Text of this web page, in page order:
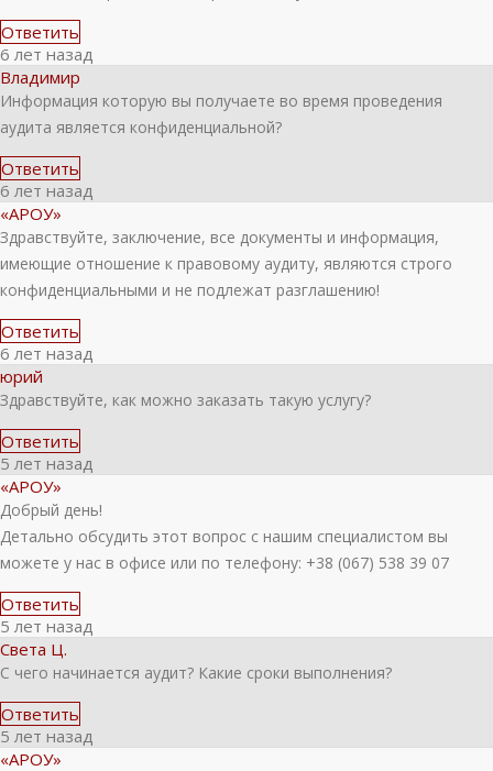
Ответить
6 лет назад
Владимир
Информация которую вы получаете во время проведения
аудита является конфиденциальной?
Ответить
6 лет назад
«АРОУ»
Здравствуйте, заключение, все документы и информация,
имеющие отношение к правовому аудиту, являются строго
конфиденциальными и не подлежат разглашению!
Ответить
6 лет назад
юрий
Здравствуйте, как можно заказать такую услугу?
Ответить
5 лет назад
«АРОУ»
Добрый день!
Детально обсудить этот вопрос с нашим специалистом вы
можете у нас в офисе или по телефону: +38 (067) 538 39 07
Ответить
5 лет назад
Света Ц.
С чего начинается аудит? Какие сроки выполнения?
Ответить
5 лет назад
«АРОУ»